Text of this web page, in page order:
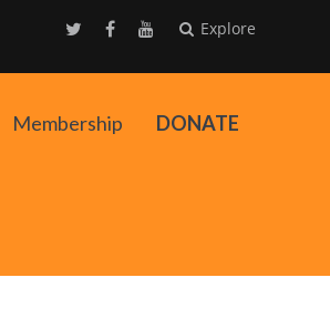
Explore
Membership DONATE